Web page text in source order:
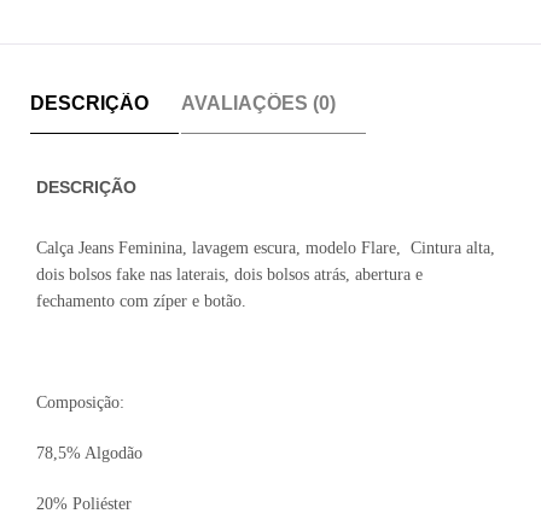
DESCRIÇÃO AVALIAÇÕES (0)
DESCRIÇÃO
Calça Jeans Feminina, lavagem escura, modelo Flare, Cintura alta,
dois bolsos fake nas laterais, dois bolsos atrás, abertura e
fechamento com zíper e botão.
Composição:
78,5% Algodão
20% Poliéster